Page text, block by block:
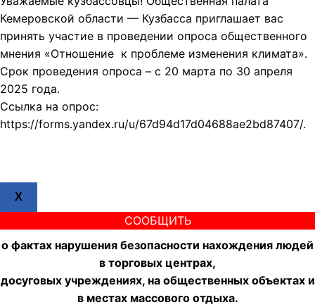
Кемеровской области — Кузбасса приглашает вас
принять участие в проведении опроса общественного
мнения «Отношение к проблеме изменения климата».
Срок проведения опроса – с 20 марта по 30 апреля
2025 года.
Ссылка на опрос:
https://forms.yandex.ru/u/67d94d17d04688ae2bd87407/.
X
СООБЩИТЬ
о фактах нарушения безопасности нахождения людей
в торговых центрах,
досуговых учреждениях, на общественных объектах и
в местах массового отдыха.